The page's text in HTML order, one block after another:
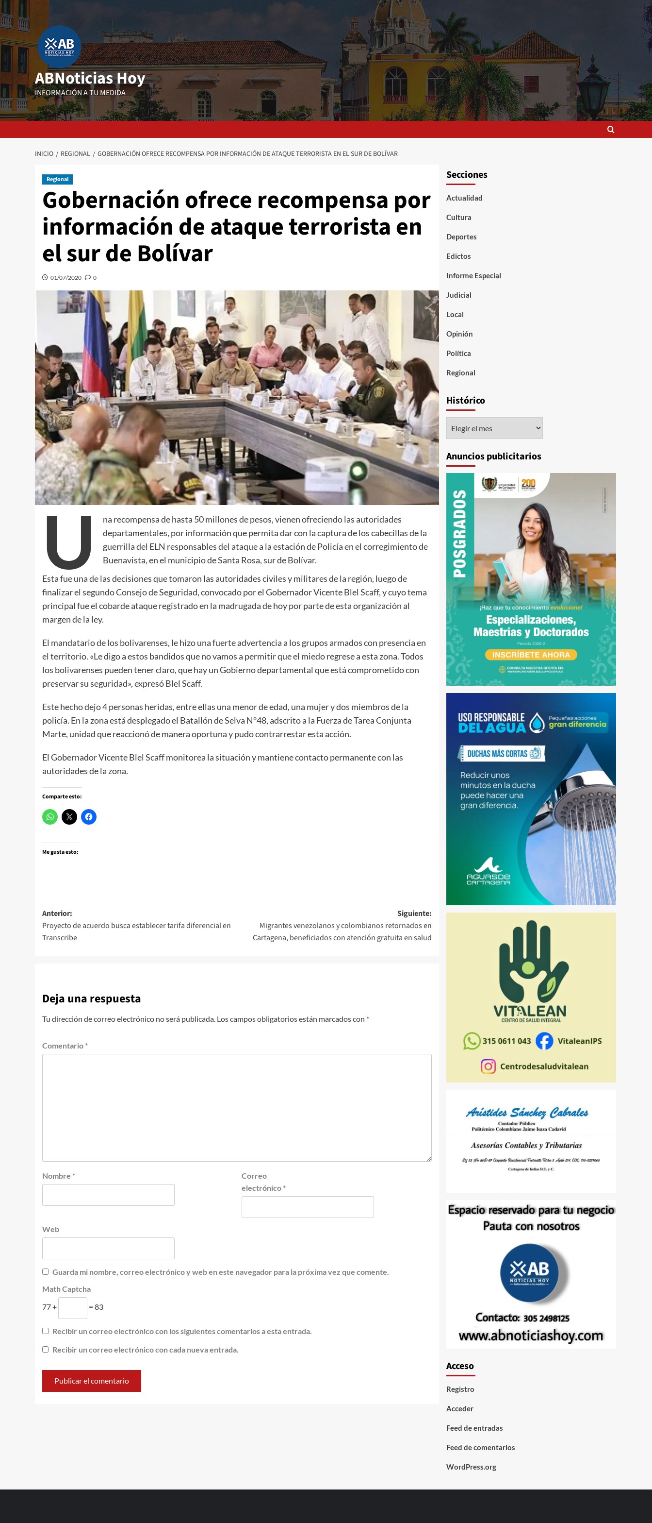
al
contenido
ABNoticias Hoy
INFORMACIÓN A TU MEDIDA
INICIO REGIONAL GOBERNACIÓN OFRECE RECOMPENSA POR INFORMACIÓN DE ATAQUE TERRORISTA EN EL SUR DE BOLÍVAR
Regional
Gobernación ofrece recompensa por
información de ataque terrorista en
el sur de Bolívar
01/07/2020 0
U
na recompensa de hasta 50 millones de pesos, vienen ofreciendo las autoridades
departamentales, por información que permita dar con la captura de los cabecillas de la
guerrilla del ELN responsables del ataque a la estación de Policía en el corregimiento de
Buenavista, en el municipio de Santa Rosa, sur de Bolívar.
Esta fue una de las decisiones que tomaron las autoridades civiles y militares de la región, luego de
finalizar el segundo Consejo de Seguridad, convocado por el Gobernador Vicente Blel Scaff, y cuyo tema
principal fue el cobarde ataque registrado en la madrugada de hoy por parte de esta organización al
margen de la ley.
El mandatario de los bolivarenses, le hizo una fuerte advertencia a los grupos armados con presencia en
el territorio. «Le digo a estos bandidos que no vamos a permitir que el miedo regrese a esta zona. Todos
los bolivarenses pueden tener claro, que hay un Gobierno departamental que está comprometido con
preservar su seguridad», expresó Blel Scaff.
Este hecho dejo 4 personas heridas, entre ellas una menor de edad, una mujer y dos miembros de la
policía. En la zona está desplegado el Batallón de Selva N°48, adscrito a la Fuerza de Tarea Conjunta
Marte, unidad que reaccionó de manera oportuna y pudo contrarrestar esta acción.
El Gobernador Vicente Blel Scaff monitorea la situación y mantiene contacto permanente con las
autoridades de la zona.
Comparte esto:
Me gusta esto:
Navegación
de
entradas
Anterior:
Proyecto de acuerdo busca establecer tarifa diferencial en
Transcribe
Siguiente:
Migrantes venezolanos y colombianos retornados en
Cartagena, beneficiados con atención gratuita en salud
Deja una respuesta
Tu dirección de correo electrónico no será publicada. Los campos obligatorios están marcados con *
Comentario *
Nombre *
Correo
electrónico *
Web
Guarda mi nombre, correo electrónico y web en este navegador para la próxima vez que comente.
Math Captcha
77 +
= 83
Recibir un correo electrónico con los siguientes comentarios a esta entrada.
Recibir un correo electrónico con cada nueva entrada.
Secciones
Actualidad
Cultura
Deportes
Edictos
Informe Especial
Judicial
Local
Opinión
Política
Regional
Histórico
Anuncios publicitarios
Acceso
Registro
Acceder
Feed de entradas
Feed de comentarios
WordPress.org